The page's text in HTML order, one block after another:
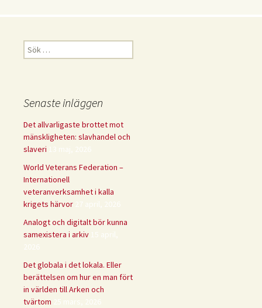
Sök
efter:
Senaste inläggen
Det allvarligaste brottet mot
mänskligheten: slavhandel och
slaveri 13 maj, 2026
World Veterans Federation –
Internationell
veteranverksamhet i kalla
krigets härvor
27 april, 2026
Analogt och digitalt bör kunna
samexistera i arkiv 15 april,
2026
Det globala i det lokala. Eller
berättelsen om hur en man fört
in världen till Arken och
tvärtom
25 mars, 2026